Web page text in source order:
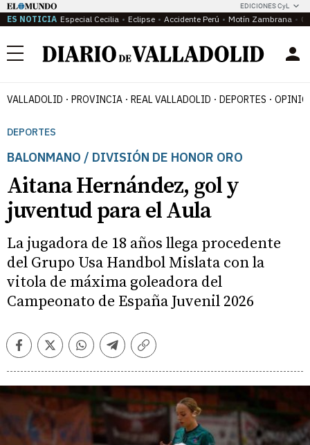
EDICIONES CyL
ES NOTICIA Especial Cecilia Eclipse Accidente Perú Motín Zambrana
Menú
VALLADOLID PROVINCIA REAL VALLADOLID DEPORTES
DEPORTES
BALONMANO / DIVISIÓN DE HONOR ORO
Aitana Hernández, gol y
juventud para el Aula
La jugadora de 18 años llega procedente
del Grupo Usa Handbol Mislata con la
vitola de máxima goleadora del
Campeonato de España Juvenil 2026
FacebookTwitterWhatsappTelegramCopiar